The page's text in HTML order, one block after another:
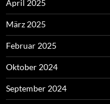
April 2025
März 2025
Februar 2025
Oktober 2024
September 2024